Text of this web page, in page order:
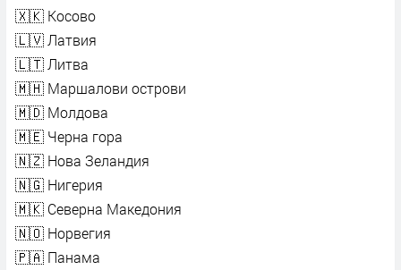
🇽🇰 Косово
🇱🇻 Латвия
🇱🇹 Литва
🇲🇭 Маршалови острови
🇲🇩 Молдова
🇲🇪 Черна гора
🇳🇿 Нова Зеландия
🇳🇬 Нигерия
🇲🇰 Северна Македония
🇳🇴 Норвегия
🇵🇦 Панама